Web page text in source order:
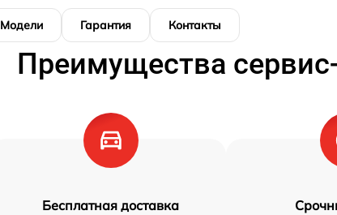
Модели Гарантия Контакты
Преимущества
Бесплатная доставка